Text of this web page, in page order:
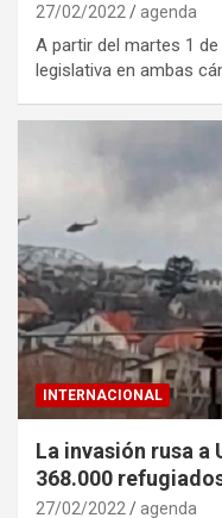
27/02/2022 agenda
A partir del martes 1
legislativa en ambas
INTERNACIONAL
La invasión rusa a
368.000
27/02/2022 agenda